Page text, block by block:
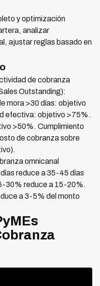
y optimización
analizar
ajustar reglas basado en
de cobranza
Outstanding):
mora >30 días: objetivo
efectiva: objetivo >75%.
>50%. Cumplimiento
de cobranza sobre
omnicanal
reduce a 35-45 días
30% reduce a 15-20%.
a 3-5% del monto